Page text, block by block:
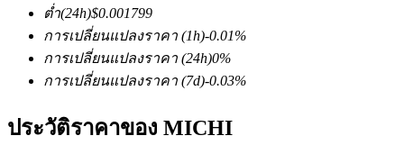
TradFi
อนุพันธ์ของหุ้น ฟอเร็กซ์ โลหะมีค่า และสินค้าโภคภัณฑ์
ต่ำ(24h)$0.001799
การเปลี่ยนแปลงราคา (1h)-0.01%
การเปลี่ยนแปลงราคา (24h)0%
การเปลี่ยนแปลงราคา (7d)-0.03%
ประวัติราคาของ MICHI